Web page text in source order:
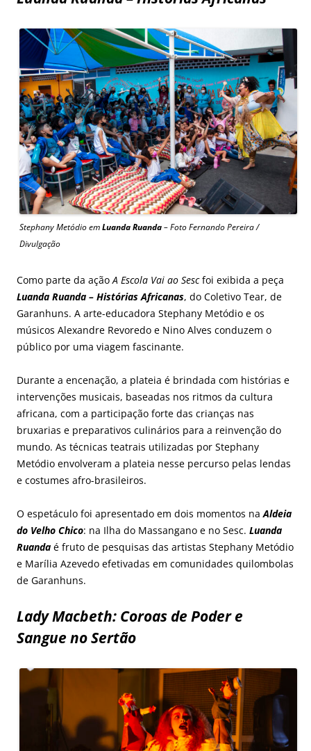
Stephany Metódio emLuanda Ruanda– Foto Fernando Pereira /
Divulgação
Como parte da ação A Escola Vai ao Sescfoi exibida a peça
Luanda Ruanda – Histórias Africanas, do Coletivo Tear, de
Garanhuns. A arte-educadora Stephany Metódio e os
músicos Alexandre Revoredo e Nino Alves conduzem o
público por uma viagem fascinante.
Durante a encenação, a plateia é brindada com histórias e
intervenções musicais, baseadas nos ritmos da cultura
africana, com a participação forte das crianças nas
bruxarias e preparativos culinários para a reinvenção do
mundo. As técnicas teatrais utilizadas por Stephany
Metódio envolveram a plateia nesse percurso pelas lendas
e costumes afro-brasileiros.
O espetáculo foi apresentado em dois momentos naAldeia
do Velho Chico: na Ilha do Massangano e no Sesc. Luanda
Ruanda é fruto de pesquisas das artistas Stephany Metódio
e Marília Azevedo efetivadas em comunidades quilombolas
de Garanhuns.
Lady Macbeth: Coroas de Poder e
Sangue no Sertão